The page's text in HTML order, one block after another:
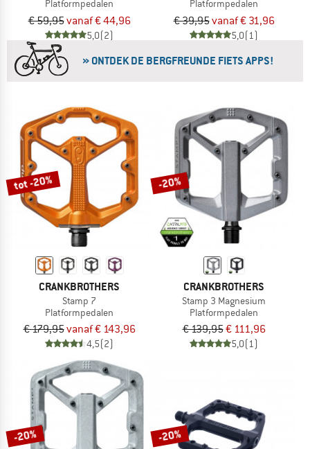
Platformpedalen
€ 59,95vanaf € 44,96
5,0(2)
Platformpedalen
€ 39,95vanaf € 31,96
5,0(1)
» ONTDEK DE BERGFREUNDE FIETS APPS!
tot -20%
CRANKBROTHERS
Stamp 7
Platformpedalen
€ 179,95vanaf € 143,96
4,5(2)
-20%
CRANKBROTHERS
Stamp 3 Magnesium
Platformpedalen
€ 139,95€ 111,96
5,0(1)
-20% -20%